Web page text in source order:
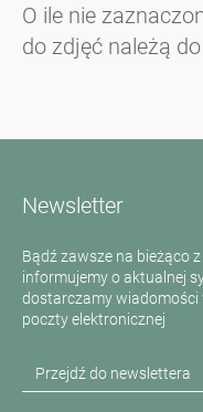
O ile nie
do zdjęć należą
Newsletter
Bądź zawsze na bieżąco
informujemy o aktualnej
dostarczamy wiadomości
poczty elektronicznej
Przejdź do newslettera